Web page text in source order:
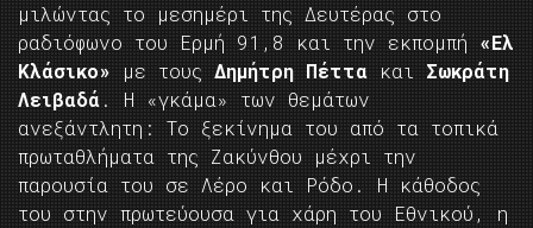
μιλώντας το μεσημέρι της Δευτέρας στο
ραδιόφωνο του Ερμή 91,8 και την εκπομπή «Ελ
Κλάσικο» με τους Δημήτρη Πέττα και Σωκράτη
Λειβαδά. Η «γκάμα» των θεμάτων
ανεξάντλητη: Το ξεκίνημα του από τα τοπικά
πρωταθλήματα της Ζακύνθου μέχρι την
παρουσία του σε Λέρο και Ρόδο. Η κάθοδος
του στην πρωτεύουσα για χάρη του Εθνικού, η